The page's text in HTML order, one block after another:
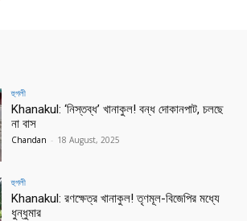
হুগলী
Khanakul: ‘নিস্তব্ধ’ খানাকুল! বন্ধ দোকানপাট, চলছে
না বাস
Chandan - 18 August, 2025
হুগলী
Khanakul: রণক্ষেত্র খানাকুল! তৃণমূল-বিজেপির মধ্যে
ধুন্ধুমার